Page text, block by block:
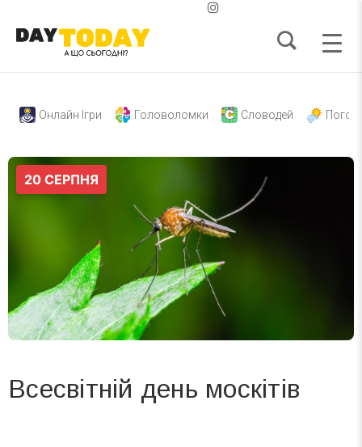
Онлайн Ігри Головоломки Словодей
Всесвітній день москітів